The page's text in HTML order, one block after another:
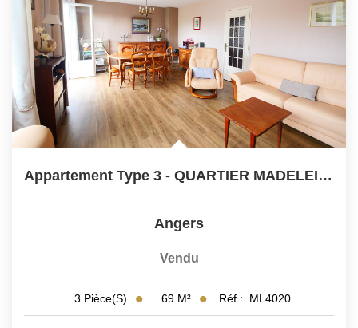
Appartement Type 3 - QUARTIER MADELEINE - Garage
Angers
Vendu
3 Pièce(s) 69 M² Réf : ML4020